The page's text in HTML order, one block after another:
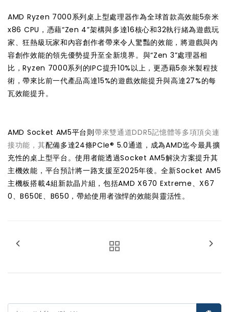
AMD Ryzen 7000系列桌上型處理器作為全球首款高效能5奈米
x86 CPU，憑藉“Zen 4”架構與多達16核心和32執行緒為遊戲玩
家、狂熱級玩家和內容創作者帶來令人驚豔的效能，將遊戲與內
容創作效能的領先優勢提升至全新境界。與“Zen 3”處理器相
比，Ryzen 7000系列的IPC提升10%以上，更憑藉5奈米製程技
術，帶來比前一代產品高達15%的遊戲效能提升與高達27%的每
瓦效能提升。
AMD Socket AM5平台則帶來雙通道DDR5記憶體等多項頂尖連
接功能，其配備多達24條PCIe® 5.0通道，成為AMD迄今最具擴
充性的桌上型平台。使用者能透過Socket AM5解決方案提升其
主機效能，平台預計將一路支援至2025年後。全新Socket AM5
主機板搭載4組新款晶片組，包括AMD X670 Extreme、X67
0、B650E、B650，帶給使用者強悍的效能與靈活性。